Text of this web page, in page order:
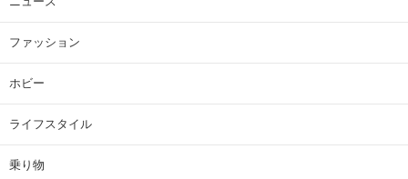
ファッション
ホビー
ライフスタイル
乗り物